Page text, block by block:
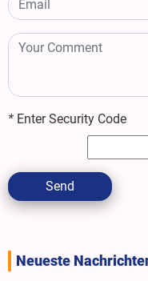
* Enter Security Code
Send
Neueste